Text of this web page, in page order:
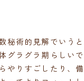
秘術的見解でいう
グラグラ期らしい
やりすごしたり、